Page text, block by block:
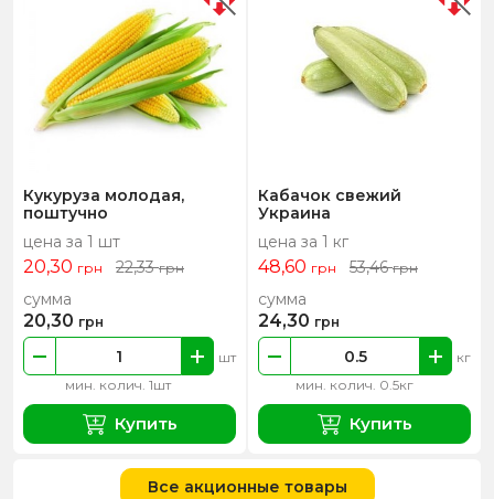
Кукуруза молодая,
поштучно
цена за 1 шт
20,30 грн 22,33грн
мин. колич. 1шт
шт
сумма
20,30 грн
Купить
Кабачок свежий
Украина
цена за 1 кг
48,60 грн 53,46грн
мин. колич. 0.5кг
кг
сумма
24,30 грн
Купить
Все акционные товары